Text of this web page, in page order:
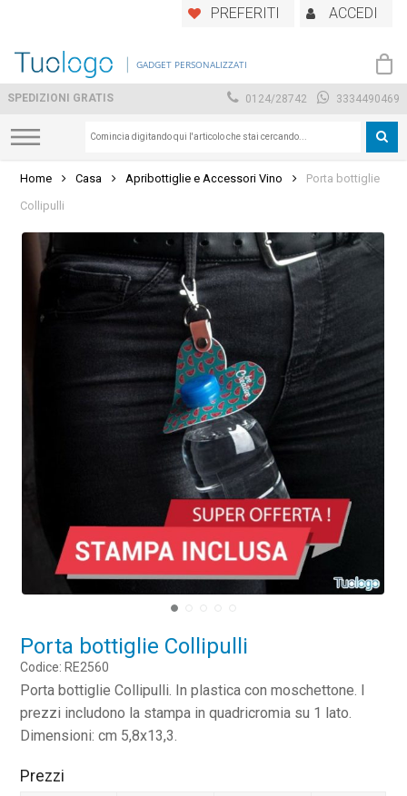
main
PREFERITI ACCEDI
GADGET PERSONALIZZATI
SPEDIZIONI GRATIS 0124/28742 3334490469
Home Casa Apribottiglie e Accessori Vino
Porta bottiglie
Collipulli
Porta bottiglie Collipulli
Codice: RE2560
Porta bottiglie Collipulli. In plastica con moschettone. I
prezzi includono la stampa in quadricromia su 1 lato.
Dimensioni: cm 5,8x13,3.
Prezzi